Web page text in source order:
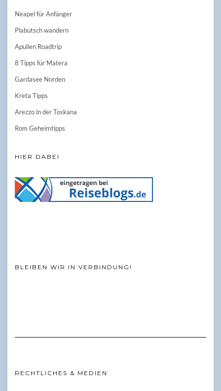
Neapel für Anfänger
Plabutsch wandern
Apulien Roadtrip
8 Tipps für Matera
Gardasee Norden
Kreta Tipps
Arezzo in der Toskana
Rom Geheimtipps
HIER DABEI
BLEIBEN WIR IN VERBINDUNG!
RECHTLICHES & MEDIEN